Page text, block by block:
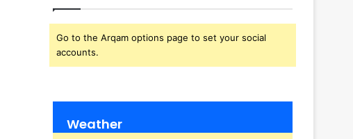
Go to the Arqam options page to set your social
accounts.
Weather